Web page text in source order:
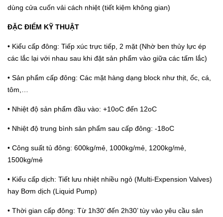
dùng cửa cuốn vải cách nhiệt (tiết kiệm không gian)
ĐẶC ĐIỂM KỸ THUẬT
• Kiểu cấp đông: Tiếp xúc trực tiếp, 2 mặt (Nhờ ben thủy lực ép
các lắc lại với nhau sau khi đặt sản phẩm vào giữa các tấm lắc)
• Sản phẩm cấp đông: Các mặt hàng dạng block như thịt, ốc, cá,
tôm,…
• Nhiệt độ sản phẩm đầu vào: +10oC đến 12oC
• Nhiệt độ trung bình sản phẩm sau cấp đông: -18oC
• Công suất tủ đông: 600kg/mẻ, 1000kg/mẻ, 1200kg/mẻ,
1500kg/mẻ
• Kiểu cấp dịch: Tiết lưu nhiệt nhiều ngỏ (Multi-Expension Valves)
hay Bơm dịch (Liquid Pump)
• Thời gian cấp đông: Từ 1h30’ đến 2h30’ tùy vào yêu cầu sản